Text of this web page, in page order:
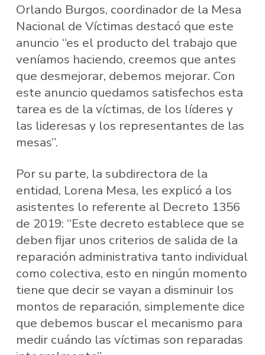
Orlando Burgos, coordinador de la Mesa
Nacional de Víctimas destacó que este
anuncio “es el producto del trabajo que
veníamos haciendo, creemos que antes
que desmejorar, debemos mejorar. Con
este anuncio quedamos satisfechos esta
tarea es de la víctimas, de los líderes y
las lideresas y los representantes de las
mesas”.
Por su parte, la subdirectora de la
entidad, Lorena Mesa, les explicó a los
asistentes lo referente al Decreto 1356
de 2019: “Este decreto establece que se
deben fijar unos criterios de salida de la
reparación administrativa tanto individual
como colectiva, esto en ningún momento
tiene que decir se vayan a disminuir los
montos de reparación, simplemente dice
que debemos buscar el mecanismo para
medir cuándo las víctimas son reparadas